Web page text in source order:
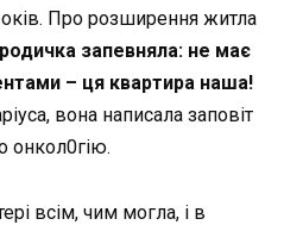
Про розширення житла
родичка запевняла: не має
– ця квартира наша!
вона написала заповіт
онкол0гію.
всім, чим могла, і в